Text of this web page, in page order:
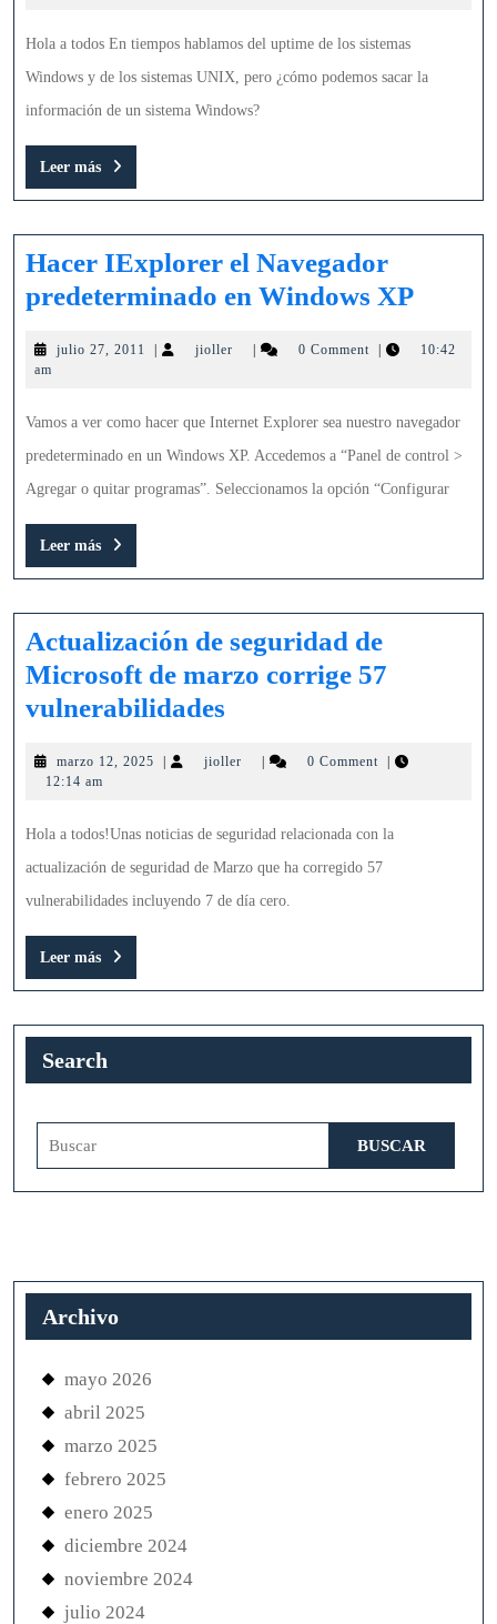
el
CLI
de
Hola a todos En tiempos hablamos del uptime de los sistemas
Windows y de los sistemas UNIX, pero ¿cómo podemos sacar la
información de un sistema Windows?
Leer más
más
Hacer IExplorer el Navegador
predeterminado en Windows XPHacer
el
en
julio 27, 2011 julio
jioller jioller 0 Comment
10:42
am
Vamos a ver como hacer que Internet Explorer sea nuestro navegador
predeterminado en un Windows XP. Accedemos a “Panel de control >
Agregar o quitar programas”. Seleccionamos la opción “Configurar
Leer más
más
Actualización de seguridad de
Microsoft de marzo corrige 57
vulnerabilidades
seguridad
Microsoft
de
marzo
marzo 12, 2025 marzo
jioller jioller 0 Comment
12:14 am
Hola a todos!Unas noticias de seguridad relacionada con la
actualización de seguridad de Marzo que ha corregido 57
vulnerabilidades incluyendo 7 de día cero.
Leer más
más
Search
Archivo
mayo 2026
abril 2025
marzo 2025
febrero 2025
enero 2025
diciembre 2024
noviembre 2024
julio 2024